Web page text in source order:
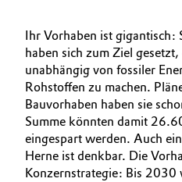
Ihr Vorhaben ist gigantisch:
haben sich zum Ziel
unabhängig von fossiler
Rohstoffen zu machen.
Bauvorhaben haben sie
Summe könnten damit
eingespart werden. Auch
Herne ist denkbar. Die
Konzernstrategie: Bis 2030